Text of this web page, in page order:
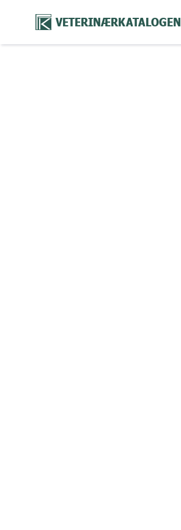
VETERINÆRKATALOGEN